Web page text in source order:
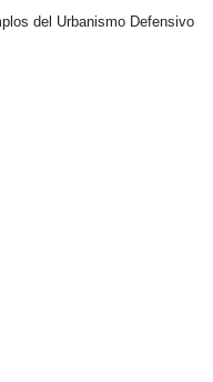
del Urbanismo Defensivo